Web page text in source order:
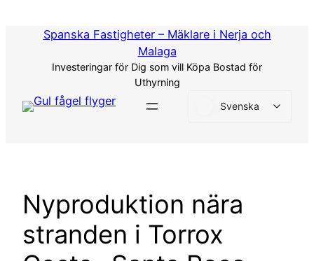
Spanska Fastigheter – Mäklare i Nerja och
Malaga
Investeringar för Dig som vill Köpa Bostad för
Uthyrning
Svenska
Nyproduktion nära
stranden i Torrox